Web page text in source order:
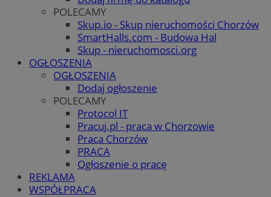
POLECAMY
Skup.io - Skup nieruchomości Chorzów
SmartHalls.com - Budowa Hal
Skup - nieruchomosci.org
OGŁOSZENIA
OGŁOSZENIA
Dodaj ogłoszenie
POLECAMY
Protocol IT
Pracuj.pl - praca w Chorzowie
Praca Chorzów
PRACA
Ogłoszenie o pracę
REKLAMA
WSPÓŁPRACA